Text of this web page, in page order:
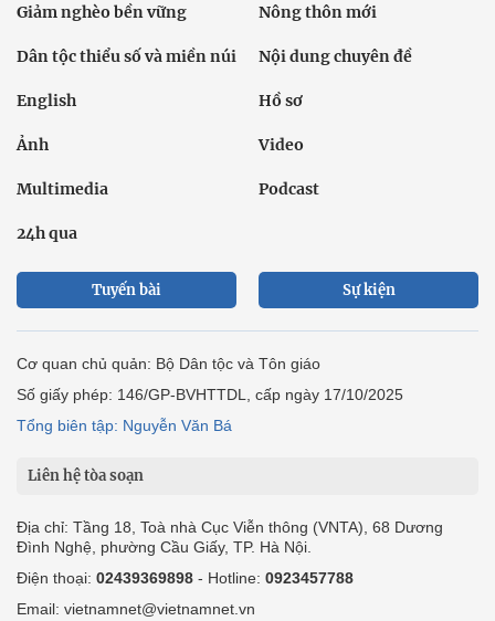
Giảm nghèo bền vững Nông thôn mới
Dân tộc thiểu số và miền núi Nội dung chuyên đề
English Hồ sơ
Ảnh Video
Multimedia Podcast
24h qua
Tuyến bài Sự kiện
Cơ quan chủ quản: Bộ Dân tộc và Tôn giáo
Số giấy phép: 146/GP-BVHTTDL, cấp ngày 17/10/2025
Tổng biên tập: Nguyễn Văn Bá
Liên hệ tòa soạn
Địa chỉ: Tầng 18, Toà nhà Cục Viễn thông (VNTA), 68 Dương
Đình Nghệ, phường Cầu Giấy, TP. Hà Nội.
Điện thoại: 02439369898 - Hotline: 0923457788
Email: vietnamnet@vietnamnet.vn